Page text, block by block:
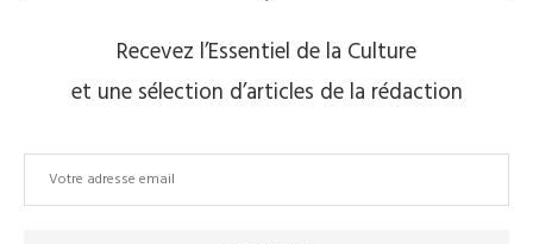
Recevez l’Essentiel de la Culture
et une sélection d’articles de la rédaction